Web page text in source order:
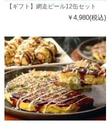
【ギフト】網走ビール12缶セット
￥4,980(税込)